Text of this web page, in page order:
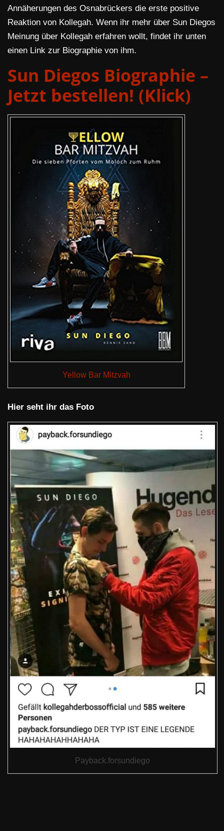
Annäherungen des Osnabrückers die erste positive
Reaktion von Kollegah. Wenn ihr mehr über Sun Diegos
Meinung über Kollegah erfahren wollt, findet ihr unten
einen Link zur Biographie von ihm.
Sun Diegos Biographie –
Jetzt bestellen! (Klick)
Yellow Bar Mitzvah
Hier seht ihr das Foto
Payback.forsundiego